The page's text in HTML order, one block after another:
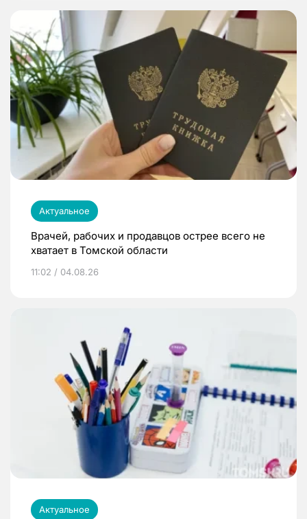
Актуальное
Врачей, рабочих и продавцов острее всего не
хватает в Томской области
11:02 / 04.08.26
Актуальное